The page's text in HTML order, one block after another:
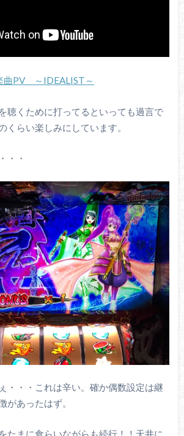
PV ～IDEALIST～
聴くために打ってるといっても過言で
くらい楽しみにしています。
・・
・・・これは辛い。確か偶数設定は継
があったはず。
たまに食らいながらも続行！！天井に